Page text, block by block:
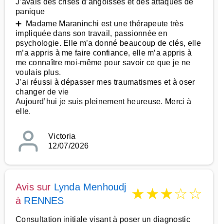
J’avais des crises d’angoisses et des attaques de
panique
➕ Madame Maraninchi est une thérapeute très
impliquée dans son travail, passionnée en
psychologie. Elle m’a donné beaucoup de clés, elle
m’a appris à me faire confiance, elle m’a appris à
me connaître moi-même pour savoir ce que je ne
voulais plus.
J’ai réussi à dépasser mes traumatismes et à oser
changer de vie
Aujourd’hui je suis pleinement heureuse. Merci à
elle.
Victoria
12/07/2026
Avis sur Lynda Menhoudj
à RENNES ★★★☆☆
Consultation initiale visant à poser un diagnostic